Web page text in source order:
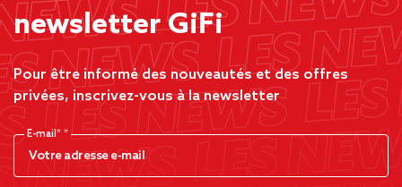
newsletter GiFi
Pour être informé des nouveautés et des offres
privées, inscrivez-vous à la newsletter
E-mail*